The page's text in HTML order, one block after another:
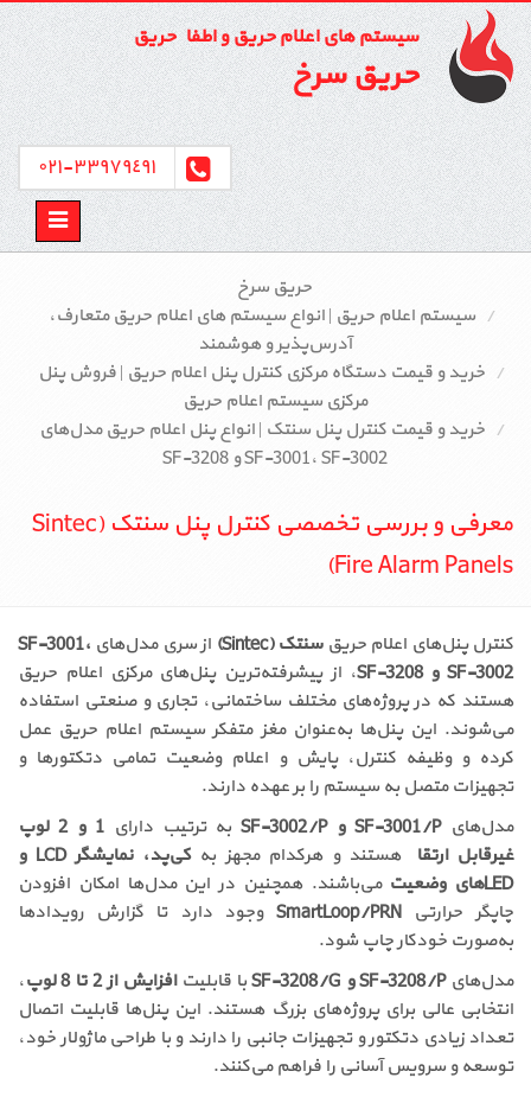
سیستم های اعلام حریق و اطفاء حریق
حریق سرخ
٣٣٩٧٩٤٩١-٠٢١
Toggle
حریق سرخ
سیستم اعلام حریق | انواع سیستم‌ های اعلام حریق متعارف،
آدرس‌پذیر و هوشمند
خرید و قیمت دستگاه مرکزی کنترل پنل اعلام حریق | فروش پنل
مرکزی سیستم اعلام حریق
خرید و قیمت کنترل پنل سنتک | انواع پنل اعلام حریق مدل‌های
SF-3001، SF-3002 و SF-3208
معرفی و بررسی تخصصی کنترل پنل سنتک (Sintec
Fire Alarm Panels)
کنترل پنل‌های اعلام حریقسنتک (Sintec) از سری مدل‌های SF-3001،
SF-3002 و SF-3208
، از پیشرفته‌ترین پنل‌های مرکزی اعلام حریق
هستند که در پروژه‌های مختلف ساختمانی، تجاری و صنعتی استفاده
می‌شوند. این پنل‌ها به‌عنوان مغز متفکر سیستم اعلام حریق عمل
کرده و وظیفه کنترل، پایش و اعلام وضعیت تمامی دتکتورها و
تجهیزات متصل به سیستم را بر عهده دارند.
مدل‌هایSF-3001/P و SF-3002/P به ترتیب دارای
1 و 2 لوپ
غیرقابل ارتقاء
هستند و هرکدام مجهز به
کی‌پد، نمایشگر LCD و
LED‌های وضعیت
می‌باشند. همچنین در این مدل‌ها امکان افزودن
چاپگر حرارتیSmartLoop/PRN وجود دارد تا گزارش رویدادها
به‌صورت خودکار چاپ شود.
مدل‌هایSF-3208/P و SF-3208/G با قابلیتافزایش از 2 تا 8 لوپ
،
انتخابی عالی برای پروژه‌های بزرگ هستند. این پنل‌ها قابلیت اتصال
تعداد زیادی دتکتور و تجهیزات جانبی را دارند و با طراحی ماژولار خود،
توسعه و سرویس آسانی را فراهم می‌کنند.